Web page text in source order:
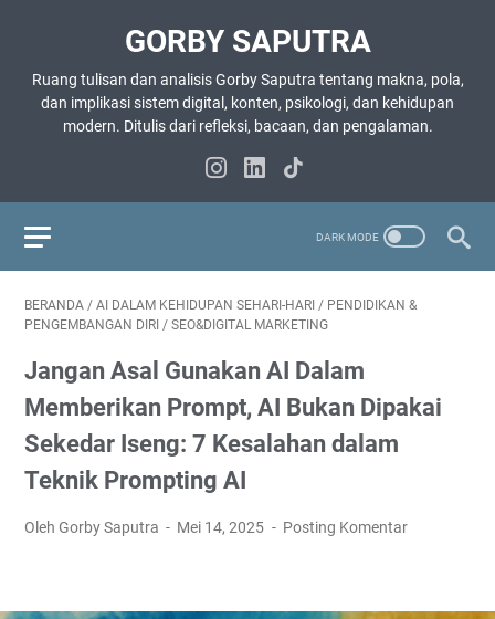
GORBY SAPUTRA
Ruang tulisan dan analisis Gorby Saputra tentang makna, pola,
dan implikasi sistem digital, konten, psikologi, dan kehidupan
modern. Ditulis dari refleksi, bacaan, dan pengalaman.
BERANDA / AI DALAM KEHIDUPAN SEHARI-HARI / PENDIDIKAN &
PENGEMBANGAN DIRI / SEO&DIGITAL MARKETING
Jangan Asal Gunakan AI Dalam
Memberikan Prompt, AI Bukan Dipakai
Sekedar Iseng: 7 Kesalahan dalam
Teknik Prompting AI
Oleh Gorby Saputra Mei 14, 2025 Posting Komentar